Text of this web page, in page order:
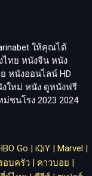
ให้คุณได้
ไทย หนังจีน หนัง
หนังออนไลน์ HD
งใหม่ หนัง ดูหนังฟรี
ชนโรง 2023 2024
Go | iQiY | Marvel |
อบครัว | คาวบอย |